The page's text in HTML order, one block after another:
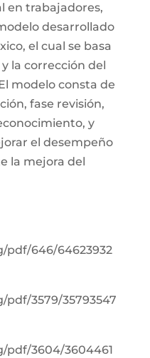
en trabajadores,
desarrollado
el cual se basa
la corrección del
modelo consta de
fase revisión,
y
el desempeño
la mejora del
pdf/646/64623932
3579/35793547
pdf/3604/3604461